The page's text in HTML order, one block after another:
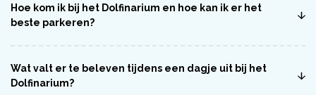
Hoe kom ik bij het Dolfinarium en hoe kan ik er het
beste parkeren?
Wat valt er te beleven tijdens een dagje uit bij het
Dolfinarium?